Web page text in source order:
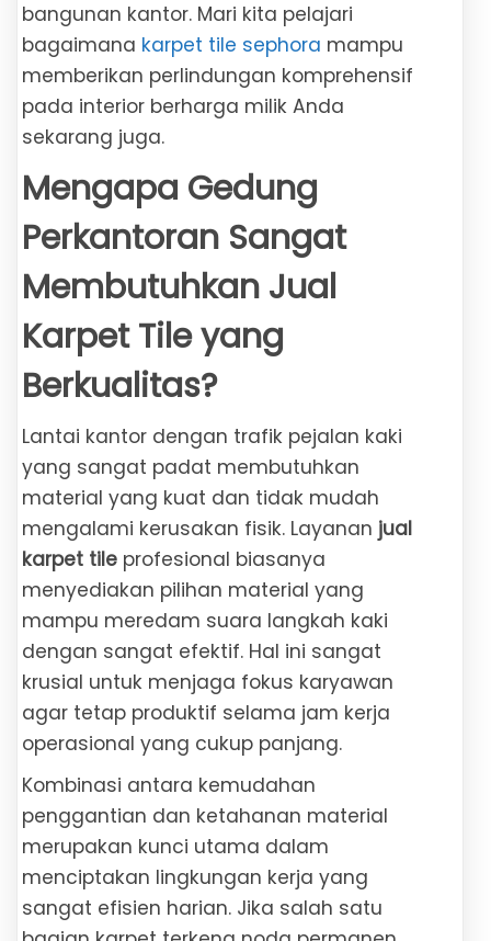
bangunan kantor. Mari kita pelajari
bagaimana karpet tile sephora mampu
memberikan perlindungan komprehensif
pada interior berharga milik Anda
sekarang juga.
Mengapa Gedung
Perkantoran Sangat
Membutuhkan Jual
Karpet Tile yang
Berkualitas?
Lantai kantor dengan trafik pejalan kaki
yang sangat padat membutuhkan
material yang kuat dan tidak mudah
mengalami kerusakan fisik. Layanan jual
karpet tile profesional biasanya
menyediakan pilihan material yang
mampu meredam suara langkah kaki
dengan sangat efektif. Hal ini sangat
krusial untuk menjaga fokus karyawan
agar tetap produktif selama jam kerja
operasional yang cukup panjang.
Kombinasi antara kemudahan
penggantian dan ketahanan material
merupakan kunci utama dalam
menciptakan lingkungan kerja yang
sangat efisien harian. Jika salah satu